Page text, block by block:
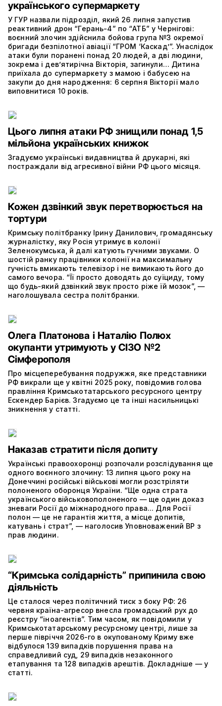
українського супермаркету
У ГУР назвали підрозділ, який 26 липня запустив
реактивний дрон “Герань-4” по “АТБ” у Чернігові:
воєнний злочин здійснила бойова група №3 окремої
бригади безпілотної авіації “ГРОМ ‘Каскад’”. Унаслідок
атаки були поранені понад 20 людей, а дві людини,
зокрема і дев’ятирічна Вікторія, загинули… Дитина
приїхала до супермаркету з мамою і бабусею на
закупи до дня народження: 6 серпня Вікторії мало
виповнитися 10 років.
Цього липня атаки РФ знищили понад 1,5
мільйона українських книжок
Згадуємо українські видавництва й друкарні, які
постраждали від агресивної війни РФ цього місяця.
Кожен дзвінкий звук перетворюється на
тортури
Кримську політбранку Ірину Данилович, громадянську
журналістку, яку Росія утримує в колонії
Зеленокумська, й далі катують гучними звуками. О
шостій ранку працівники колонії на максимальну
гучність вмикають телевізор і не вимикають його до
самого вечора. “Її просто доводять до суїциду, тому
що будь-який дзвінкий звук просто ріже їй мозок”, —
наголошувала сестра політбранки.
Олега Платонова і Наталію Полюх
окупанти утримують у СІЗО №2
Сімферополя
Про місцеперебування подружжя, яке представники
РФ викрали ще у квітні 2025 року, повідомив голова
правління Кримськотатарського ресурсного центру
Ескендер Барієв. Згадуємо це та інші насильницькі
зникнення у статті.
Наказав стратити після допиту
Українські правоохоронці розпочали розслідування ще
одного воєнного злочину: 13 липня цього року на
Донеччині російські військові могли розстріляти
полоненого оборонця України. “Ще одна страта
українського військовополоненого — ще один доказ
зневаги Росії до міжнародного права... Для Росії
полон — це не гарантія життя, а місце допитів,
катувань і страт”, — наголосив Уповноважений ВР з
прав людини.
“Кримська солідарність” припинила свою
діяльність
Це сталося через політичний тиск з боку РФ: 26
червня країна-агресор внесла громадський рух до
реєстру “іноагентів”. Тим часом, як повідомили у
Кримськотатарському ресурсному центрі, лише за
перше півріччя 2026-го в окупованому Криму вже
відбулося 139 випадків порушення права на
справедливий суд, 29 випадків незаконного
етапування та 128 випадків арештів. Докладніше — у
статті.